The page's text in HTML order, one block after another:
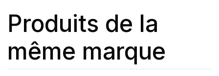
Produits de la
même marque